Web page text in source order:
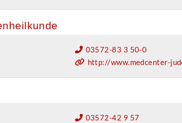
03572-83 3 50-0
http://www.medcenter-
03572-42 9 57